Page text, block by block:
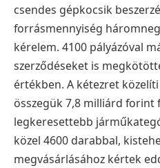
csendes gépkocsik
forrásmennyiség
kérelem. 4100 pályázóval
szerződéseket is
értékben. A kétezret
összegük 7,8 milliárd forint
legkeresettebb
közel 4600 darabbal,
megvásárlásához kértek